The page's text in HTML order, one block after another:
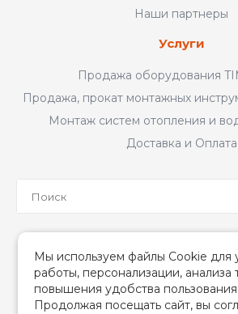
Наши партнеры
Услуги
Продажа оборудования
Продажа, прокат монтажных
Монтаж систем отопления и
Доставка и Оплата
Мы используем файлы Cookie для
работы, персонализации, анализа
повышения удобства
Продолжая посещать сайт, вы